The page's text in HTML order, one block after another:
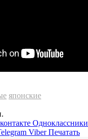
японские
Одноклассники
Viber Печатать